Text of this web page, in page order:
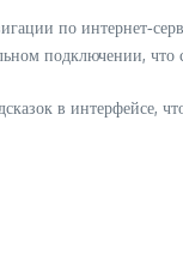
по
подключении, что
в интерфейсе,